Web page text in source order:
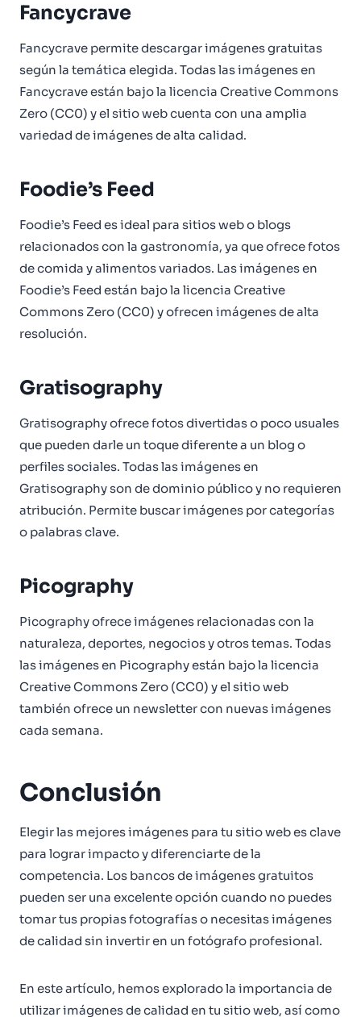
Fancycrave
Fancycrave permite descargar imágenes gratuitas
según la temática elegida. Todas las imágenes en
Fancycrave están bajo la licencia Creative Commons
Zero (CC0) y el sitio web cuenta con una amplia
variedad de imágenes de alta calidad.
Foodie’s Feed
Foodie’s Feed es ideal para sitios web o blogs
relacionados con la gastronomía, ya que ofrece fotos
de comida y alimentos variados. Las imágenes en
Foodie’s Feed están bajo la licencia Creative
Commons Zero (CC0) y ofrecen imágenes de alta
resolución.
Gratisography
Gratisography ofrece fotos divertidas o poco usuales
que pueden darle un toque diferente a un blog o
perfiles sociales. Todas las imágenes en
Gratisography son de dominio público y no requieren
atribución. Permite buscar imágenes por categorías
o palabras clave.
Picography
Picography ofrece imágenes relacionadas con la
naturaleza, deportes, negocios y otros temas. Todas
las imágenes en Picography están bajo la licencia
Creative Commons Zero (CC0) y el sitio web
también ofrece un newsletter con nuevas imágenes
cada semana.
Conclusión
Elegir las mejores imágenes para tu sitio web es clave
para lograr impacto y diferenciarte de la
competencia. Los bancos de imágenes gratuitos
pueden ser una excelente opción cuando no puedes
tomar tus propias fotografías o necesitas imágenes
de calidad sin invertir en un fotógrafo profesional.
En este artículo, hemos explorado la importancia de
utilizar imágenes de calidad en tu sitio web, así como